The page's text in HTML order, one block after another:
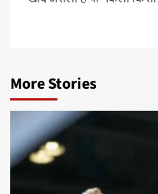
More Stories